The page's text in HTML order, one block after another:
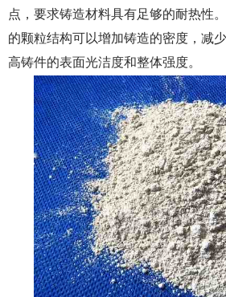
点，要求铸造材料具有足够的耐热性
的颗粒结构可以增加铸造的密度，减
高铸件的表面光洁度和整体强度。